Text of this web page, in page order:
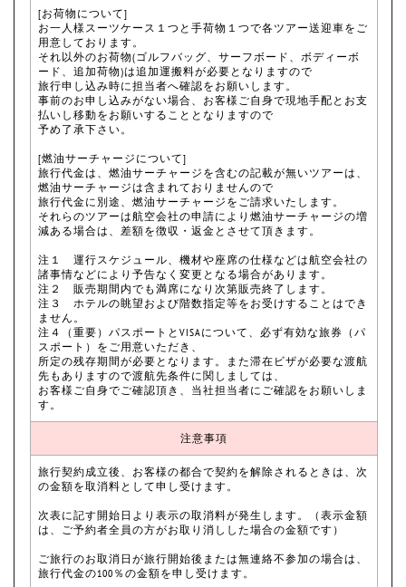
[お荷物について]
お一人様スーツケース１つと手荷物１つで各ツアー送迎車をご
用意しております。
それ以外のお荷物(ゴルフバッグ、サーフボード、ボディーボ
ード、追加荷物)は追加運搬料が必要となりますので
旅行申し込み時に担当者へ確認をお願いします。
事前のお申し込みがない場合、お客様ご自身で現地手配とお支
払いし移動をお願いすることとなりますので
予め了承下さい。
[燃油サーチャージについて]
旅行代金は、燃油サーチャージを含むの記載が無いツアーは、
燃油サーチャージは含まれておりませんので
旅行代金に別途、燃油サーチャージをご請求いたします。
それらのツアーは航空会社の申請により燃油サーチャージの増
減ある場合は、差額を徴収・返金とさせて頂きます。
注１ 運行スケジュール、機材や座席の仕様などは航空会社の
諸事情などにより予告なく変更となる場合があります。
注２ 販売期間内でも満席になり次第販売終了します。
注３ ホテルの眺望および階数指定等をお受けすることはでき
ません。
注４（重要）パスポートとVISAについて、必ず有効な旅券（パ
スポート）をご用意いただき、
所定の残存期間が必要となります。また滞在ビザが必要な渡航
先もありますので渡航先条件に関しましては、
お客様ご自身でご確認頂き、当社担当者にご確認をお願いしま
す。
注意事項
旅行契約成立後、お客様の都合で契約を解除されるときは、次
の金額を取消料として申し受けます。
次表に記す開始日より表示の取消料が発生します。（表示金額
は、ご予約者全員の方がお取り消しした場合の金額です）
ご旅行のお取消日が旅行開始後または無連絡不参加の場合は、
旅行代金の100％の金額を申し受けます。